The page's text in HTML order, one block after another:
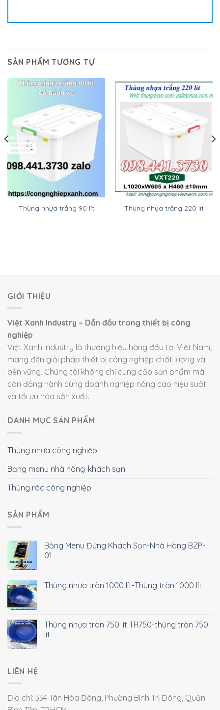
SẢN PHẨM TƯƠNG TỰ
Thùng nhựa trắng 90 lít Thùng nhựa trắng 220 lít
GIỚI THIỆU
Việt Xanh Industry – Dẫn đầu trong thiết bị công
nghiệp
Việt Xanh Industry là thương hiệu hàng đầu tại Việt Nam,
mang đến giải pháp thiết bị công nghiệp chất lượng và
bền vững. Chúng tôi không chỉ cung cấp sản phẩm mà
còn đồng hành cùng doanh nghiệp nâng cao hiệu suất
và tối ưu hóa sản xuất.
DANH MỤC SẢN PHẨM
Thùng nhựa công nghiệp
Bảng menu nhà hàng-khách sạn
Thùng rác công nghiệp
SẢN PHẨM
Bảng Menu Đứng Khách Sạn-Nhà Hàng BZP-
01
Thùng nhựa tròn 1000 lít-Thùng tròn 1000 lít
Thùng nhựa tròn 750 lít TR750-thùng tròn 750
lít
LIÊN HỆ
Địa chỉ: 334 Tân Hòa Đông, Phường Bình Trị Đông, Quận